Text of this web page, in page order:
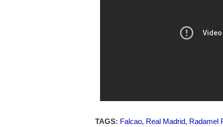
TAGS: Falcao, Real Madrid, Radamel